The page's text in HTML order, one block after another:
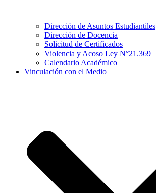
Dirección de Asuntos Estudiantiles
Dirección de Docencia
Solicitud de Certificados
Violencia y Acoso Ley N°21.369
Calendario Académico
Vinculación con el Medio